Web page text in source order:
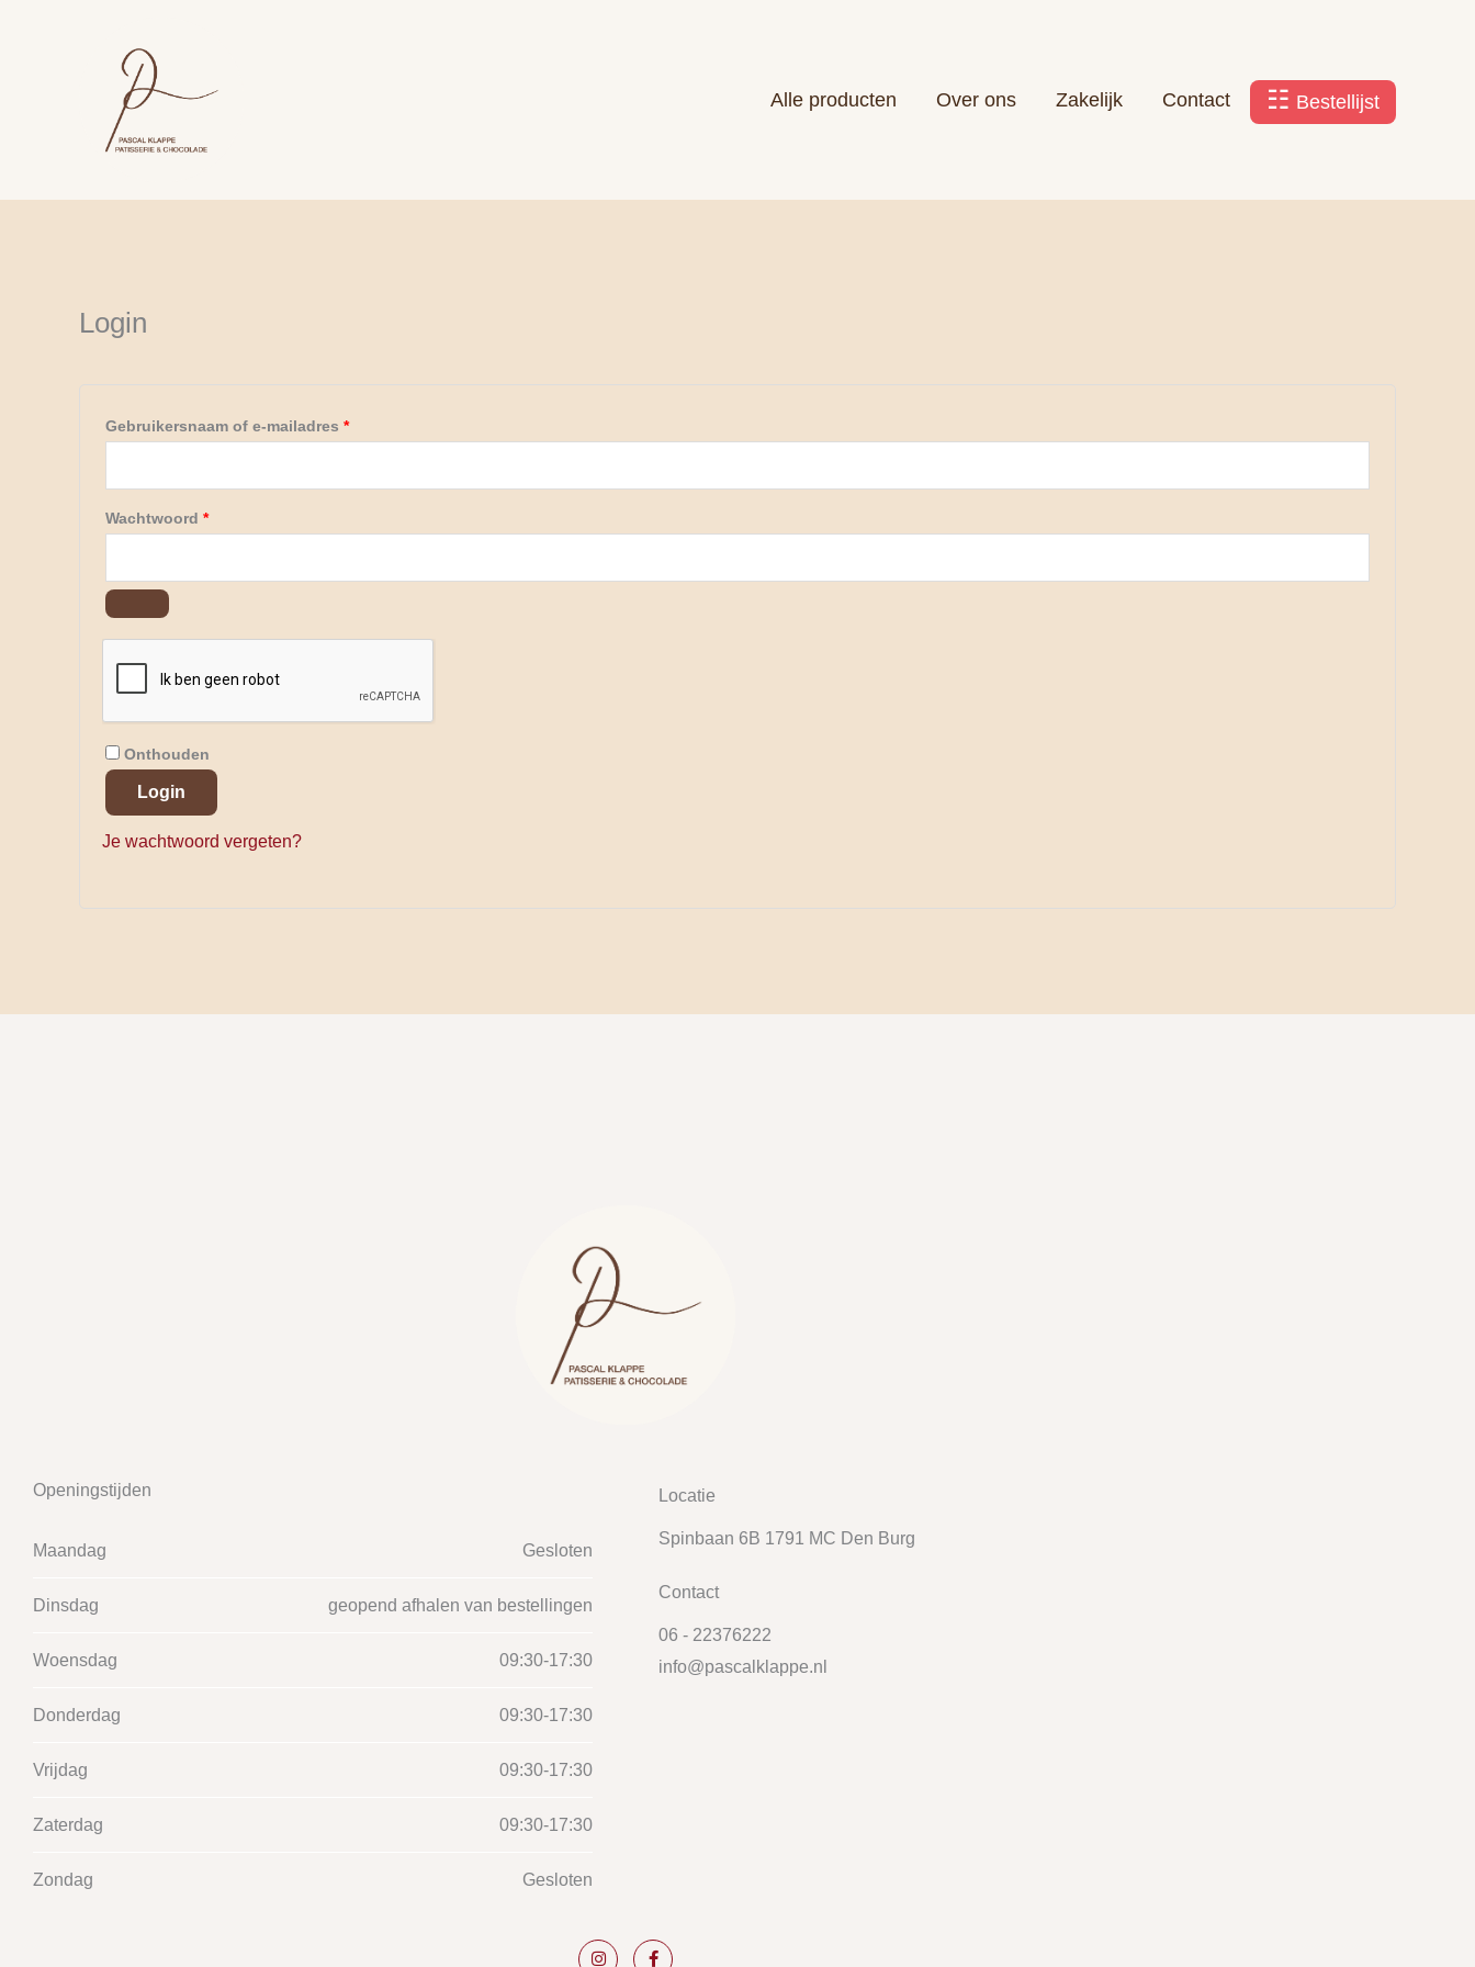
Alle producten Over ons Zakelijk Contact Bestellijst
Login
Gebruikersnaam of e-mailadres *
Wachtwoord *
Onthouden
Login
Je wachtwoord vergeten?
Openingstijden
Maandag Gesloten
Dinsdag geopend afhalen van bestellingen
Woensdag 09:30-17:30
Donderdag 09:30-17:30
Vrijdag 09:30-17:30
Zaterdag 09:30-17:30
Zondag Gesloten
Locatie
Spinbaan 6B 1791 MC Den Burg
Contact
06 - 22376222
info@pascalklappe.nl
I
n
F
a